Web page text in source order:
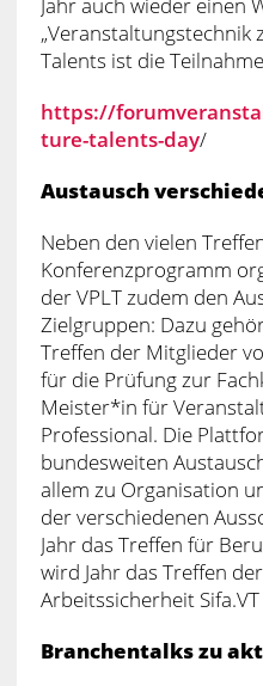
„Veranstaltungstechnik
Talents ist die
https://
ture-talents-day/
Austausch
Neben den vielen
Konferenzprogramm
der VPLT zudem den
Zielgruppen: Dazu
Treffen der Mitglieder
für die Prüfung zur
Meister*in für
Professional. Die
bundesweiten
allem zu Organisation
der verschiedenen
Jahr das Treffen für
wird Jahr das Treffen
Arbeitssicherheit
Branchentalks zu